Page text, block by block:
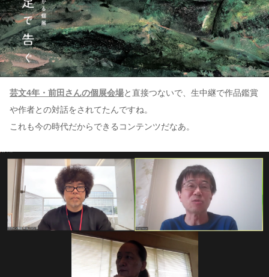
芸文4年・前田さんの個展会場と直接つないで、生中継で作品鑑賞
や作者との対話をされてたんですね。
これも今の時代だからできるコンテンツだなあ。